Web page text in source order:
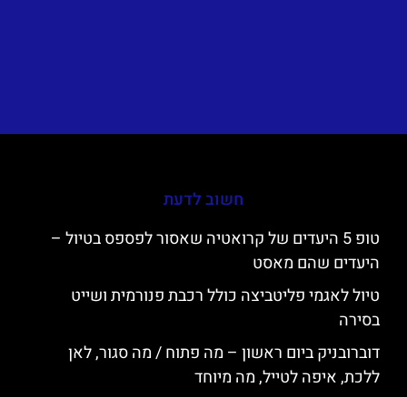
חשוב לדעת
טופ 5 היעדים של קרואטיה שאסור לפספס בטיול –
היעדים שהם מאסט
טיול לאגמי פליטביצה כולל רכבת פנורמית ושייט
בסירה
דוברובניק ביום ראשון – מה פתוח / מה סגור, לאן
ללכת, איפה לטייל, מה מיוחד